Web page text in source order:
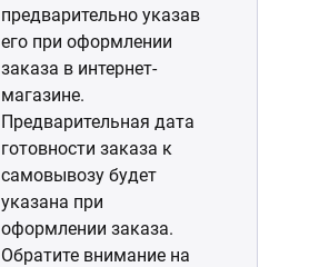
предварительно указав
его при оформлении
заказа в интернет-
магазине.
Предварительная дата
готовности заказа к
самовывозу будет
указана при
оформлении заказа.
Обратите внимание на